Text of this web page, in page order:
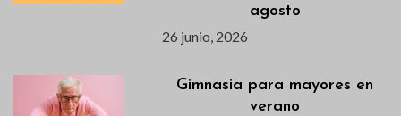
agosto
26 junio, 2026
Gimnasia para mayores en
verano